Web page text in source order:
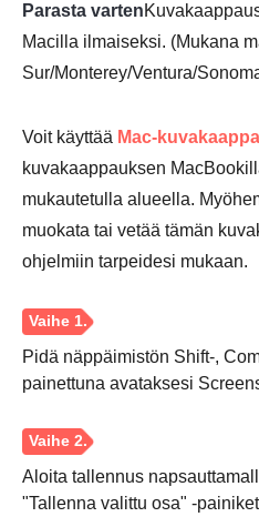
Parasta varten
Macilla ilmaiseksi. (Mukana
Sur/Monterey/Ventura/
Voit käyttää Mac-
kuvakaappauksen
mukautetulla alueella.
muokata tai vetää tämän
ohjelmiin tarpeidesi mukaan.
Pidä näppäimistön Shift-,
painettuna avataksesi
Aloita tallennus
"Tallenna valittu osa" -